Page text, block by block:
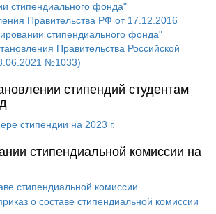
стипендиального фонда"
Правительства РФ от 17.12.2016
стипендиального фонда"
Правительства Российской
№1033)
стипендий студентам
стипендии на 2023 г.
стипендиальной комиссии на
стипендиальной комиссии
о составе стипендиальной комиссии